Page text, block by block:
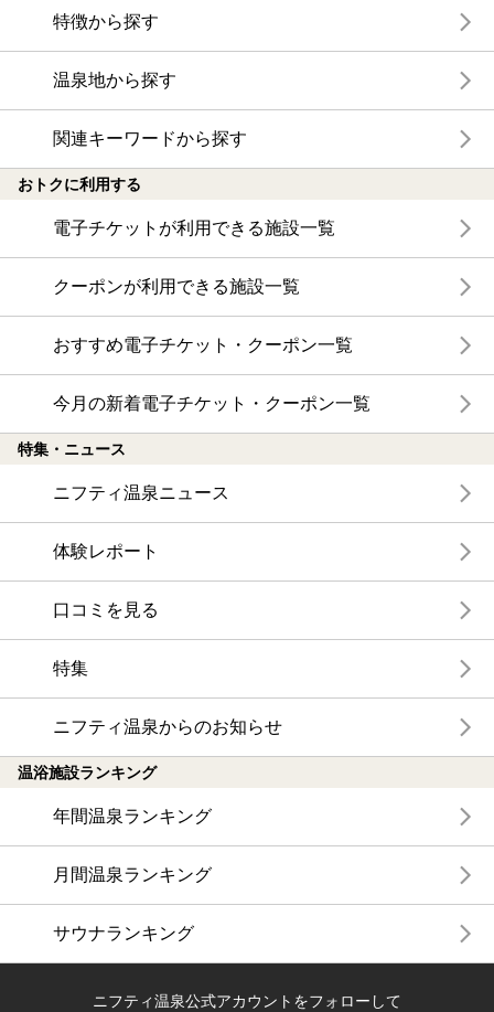
特徴から探す
温泉地から探す
関連キーワードから探す
おトクに利用する
電子チケットが利用できる施設一覧
クーポンが利用できる施設一覧
おすすめ電子チケット・クーポン一覧
今月の新着電子チケット・クーポン一覧
特集・ニュース
ニフティ温泉ニュース
体験レポート
口コミを見る
特集
ニフティ温泉からのお知らせ
温浴施設ランキング
年間温泉ランキング
月間温泉ランキング
サウナランキング
ニフティ温泉公式アカウントをフォローして